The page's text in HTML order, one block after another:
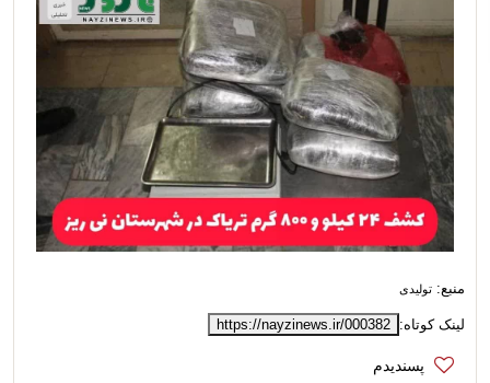
منبع: تولیدی
لینک کوتاه: https://nayzinews.ir/000382